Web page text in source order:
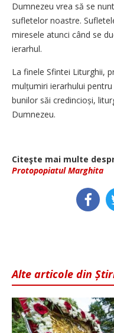
Dumnezeu vrea să se
sufletelor noastre.
miresele atunci când se
ierarhul.
La finele Sfintei Liturghii,
mulțumiri ierarhului
bunilor săi credincioși,
Dumnezeu.
Citeşte mai multe
Protopopiatul Marghita
Alte articole din